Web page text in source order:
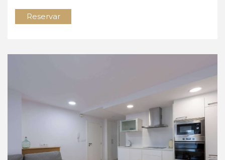
Reservar